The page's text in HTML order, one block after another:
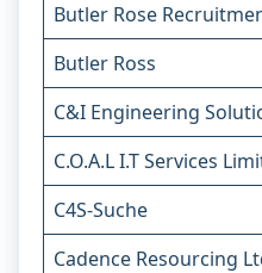
Butler Rose
Butler Ross
C&I Engineering
C.O.A.L I.T Services
C4S-Suche
Cadence Resourcing